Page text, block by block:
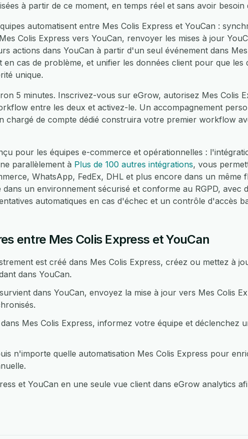
à partir de ce moment, en temps réel et sans avoir besoin
automatisent entre Mes Colis Express et YouCan :
Colis Express vers YouCan, renvoyer les mises à jour
actions dans YouCan à partir d'un seul événement dans
cas de problème, et unifier les données client pour que les
unique.
5 minutes. Inscrivez-vous sur eGrow, autorisez Mes Colis
entre les deux et activez-le. Un accompagnement
chargé de compte dédié construira votre premier workflow
pour les équipes e-commerce et opérationnelles :
parallèlement à Plus de 100 autres intégrations, vous
WhatsApp, FedEx, DHL et plus encore dans un même
un environnement sécurisé et conforme au RGPD, avec
automatiques en cas d'échec et un contrôle d'accès
entre Mes Colis Express et YouCan
est créé dans Mes Colis Express, créez ou mettez à
dans YouCan.
dans YouCan, envoyez la mise à jour vers Mes Colis
Mes Colis Express, informez votre équipe et déclenchez
n'importe quelle automatisation Mes Colis Express pour
et YouCan en une seule vue client dans eGrow analytics